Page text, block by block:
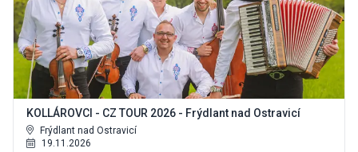
KOLLÁROVCI - CZ TOUR 2026 - Frýdlant nad Ostravicí
Frýdlant nad Ostravicí
19.11.2026